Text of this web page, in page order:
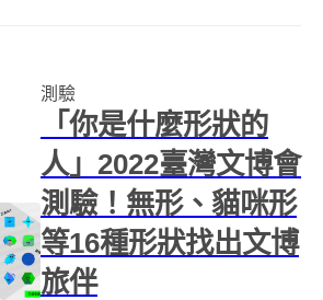
能測試看看專屬於你的護法型
態！ 在《哈利波特》...
測驗
「你是什麼形狀的
人」2022臺灣文博會
測驗！無形、貓咪形
等16種形狀找出文博
旅伴